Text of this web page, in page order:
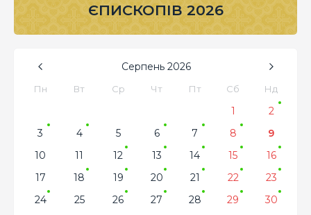
ЄПИСКОПІВ 2026
Серпень 2026
Пн Вт Ср Чт Пт Сб Нд
1
2
3
4 5 6 7 8
9
10
11 12 13 14 15
16
17
18 19 20 21 22
23
24
25 26 27 28 29
30